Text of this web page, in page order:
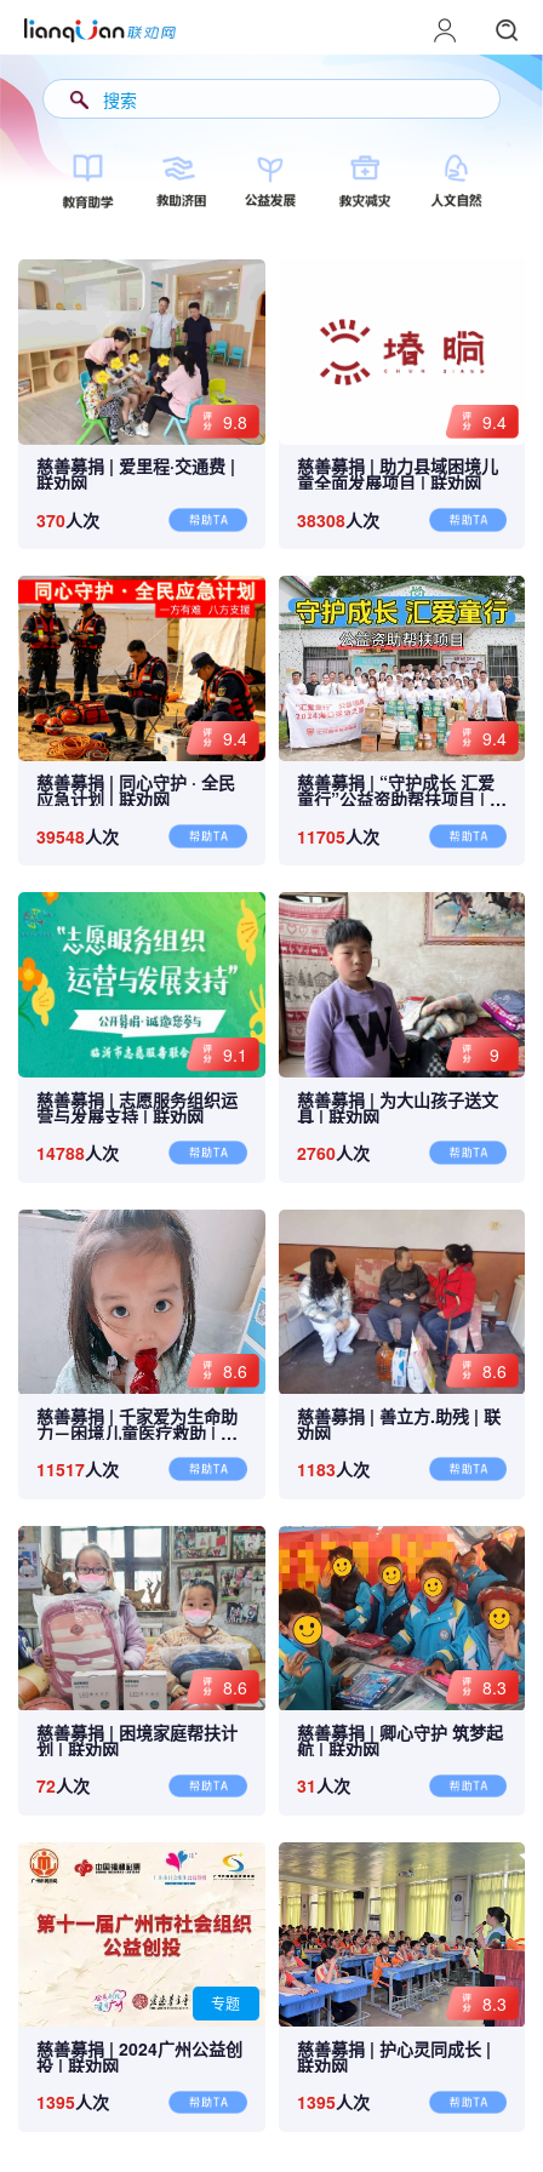
搜索
9.8
慈善募捐 | 爱里程·交通费 |
联劝网
370人次
9.4
慈善募捐 | 助力县域困境儿
童全面发展项目 |联劝网
38308人次
9.4
慈善募捐 | 同心守护 · 全民
应急计划 | 联劝网
39548人次
9.4
慈善募捐 | “守护成长 汇爱
童行”公益资助帮扶项目 |联
11705人次
9.1
慈善募捐 | 志愿服务组织运
营与发展支持 |联劝网
14788人次
9
慈善募捐 | 为大山孩子送文
具 |联劝网
2760人次
8.6
慈善募捐 | 千家爱为生命助
力－困境儿童医疗救助 | 联
11517人次
8.6
慈善募捐 | 善立方.助残 | 联
劝网
1183人次
8.6
慈善募捐 | 困境家庭帮扶计
划 |联劝网
72人次
8.3
慈善募捐 | 卿心守护 筑梦起
航 |联劝网
31人次
专题
慈善募捐 | 2024广州公益创
投 |联劝网
1395人次
8.3
慈善募捐 | 护心灵同成长 |
联劝网
1395人次